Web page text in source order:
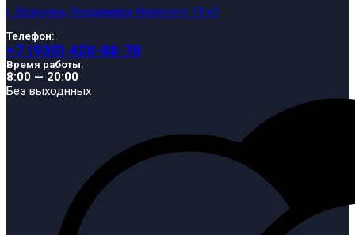
г. Воронеж, Владимира Невского 13 к1
Телефон:
+7 (930) 428-88-78
Время работы:
8:00 — 20:00
Без выходнных